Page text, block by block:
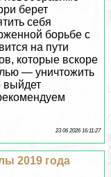
берет
себя
борьбе с
на пути
которые вскоре
— уничтожить
выйдет
23 06 2026 16:11:27
2019 года